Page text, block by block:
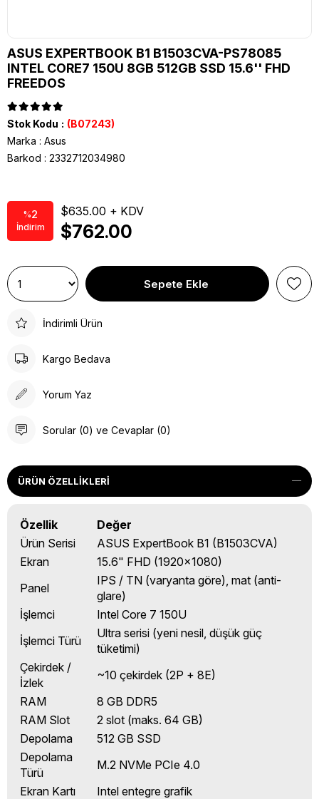
ASUS EXPERTBOOK B1 B1503CVA-PS78085
INTEL CORE7 150U 8GB 512GB SSD 15.6'' FHD
FREEDOS
Stok Kodu
(B07243)
Marka : Asus
Barkod : 2332712034980
%2
İndirim
$635.00
$762.00
İndirimli Ürün
Kargo Bedava
Yorum Yaz
Sorular (0) ve Cevaplar (0)
ÜRÜN ÖZELLIKLERI
Özellik
Değer
Ürün Serisi
ASUS ExpertBook B1 (B1503CVA)
Ekran
15.6" FHD (1920x1080)
Panel
IPS / TN (varyanta göre), mat (anti-
glare)
İşlemci
Intel Core 7 150U
İşlemci Türü
Ultra serisi (yeni nesil, düşük güç
tüketimi)
Çekirdek /
İzlek
~10 çekirdek (2P + 8E)
RAM
8 GB DDR5
RAM Slot
2 slot (maks. 64 GB)
Depolama
512 GB SSD
Depolama
Türü
M.2 NVMe PCIe 4.0
Ekran Kartı
Intel entegre grafik